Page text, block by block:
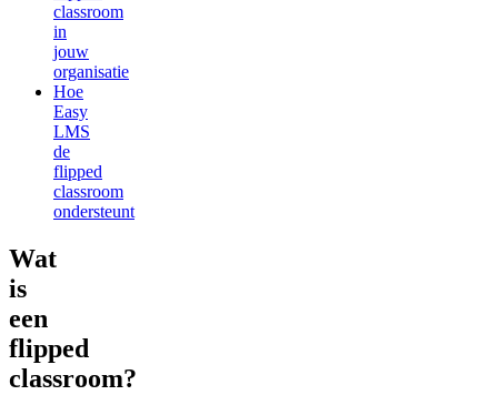
classroom
in
jouw
organisatie
Hoe
Easy
LMS
de
flipped
classroom
ondersteunt
Wat
is
een
flipped
classroom?